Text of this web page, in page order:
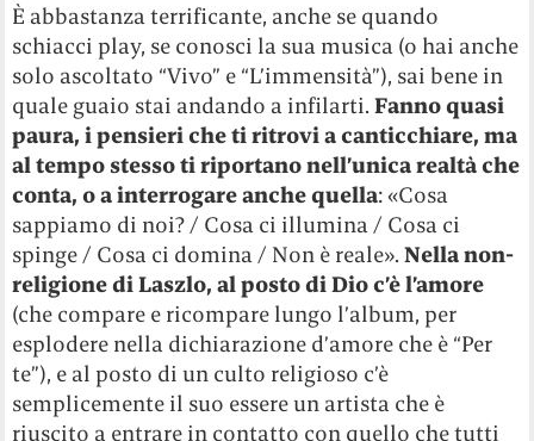
È abbastanza terrificante, anche se quando
schiacci play, se conosci la sua musica (o hai anche
solo ascoltato “Vivo” e “L’immensità”), sai bene in
quale guaio stai andando a infilarti.Fanno quasi
paura, i pensieri che ti ritrovi a canticchiare, ma
al tempo stesso ti riportano nell’unica realtà che
conta, o a interrogare anche quella: «Cosa
sappiamo di noi? / Cosa ci illumina / Cosa ci
spinge / Cosa ci domina / Non è reale».Nella non-
religione di Laszlo, al posto di Dio c’è l’amore
(che compare e ricompare lungo l’album, per
esplodere nella dichiarazione d’amore che è “Per
te”), e al posto di un culto religioso c’è
semplicemente il suo essere un artista che è
riuscito a entrare in contatto con quello che tutti